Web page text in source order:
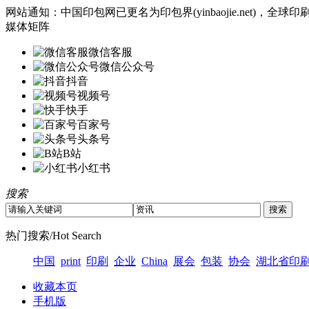
网站通知：中国印包网已更名为印包界(yinbaojie.net)，全球
媒体矩阵
微信客服
微信公众号
抖音
视频号
快手
百家号
头条号
B站
小红书
搜索
热门搜索/Hot Search
中国 print 印刷 企业 China 展会 包装 协会 湖北省印
收藏本页
手机版